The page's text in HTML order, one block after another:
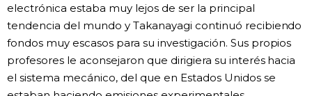
electrónica estaba muy lejos de ser la principal
tendencia del mundo y Takanayagi continuó recibiendo
fondos muy escasos para su investigación. Sus propios
profesores le aconsejaron que dirigiera su interés hacia
el sistema mecánico, del que en Estados Unidos se